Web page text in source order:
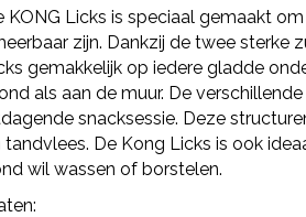
KONG Licks is speciaal gemaakt
zijn. Dankzij de twee sterke
gemakkelijk op iedere gladde
als aan de muur. De
snacksessie. Deze
tandvlees. De Kong Licks is ook
wil wassen of borstelen.